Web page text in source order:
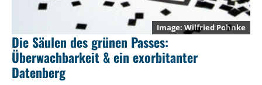
Wilfried Pohnke
Die Säulen des grünen Passes:
Überwachbarkeit & ein exorbitanter
Datenberg